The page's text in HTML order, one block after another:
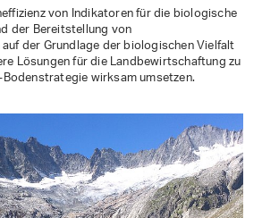
von Indikatoren für die biologische
der Bereitstellung von
der Grundlage der biologischen Vielfalt
Lösungen für die Landbewirtschaftung zu
wirksam umsetzen.